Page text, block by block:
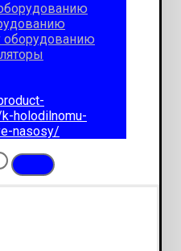
оборудованию
holodilnomu-
nasosy/